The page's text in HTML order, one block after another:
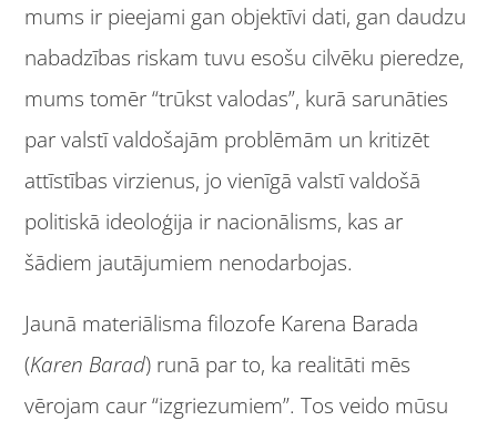
mums ir pieejami gan objektīvi dati, gan daudzu
nabadzības riskam tuvu esošu cilvēku pieredze,
mums tomēr “trūkst valodas”, kurā sarunāties
par valstī valdošajām problēmām un kritizēt
attīstības virzienus, jo vienīgā valstī valdošā
politiskā ideoloģija ir nacionālisms, kas ar
šādiem jautājumiem nenodarbojas.
Jaunā materiālisma filozofe Karena Barada
(Karen Barad) runā par to, ka realitāti mēs
vērojam caur “izgriezumiem”. Tos veido mūsu